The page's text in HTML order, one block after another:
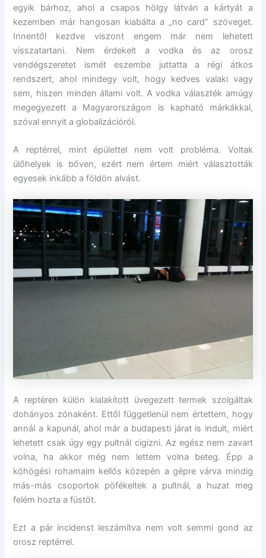
egyik bárhoz, ahol a csapos hölgy látván a kártyát a
kezemben már hangosan kiabálta a „no card” szöveget.
Innentől kezdve viszont engem már nem lehetett
visszatartani. Nem érdekelt a vodka és az orosz
vendégszeretet ismét eszembe juttatta a régi átkos
rendszert, ahol mindegy volt, hogy kedves valaki vagy
sem, hiszen minden állami volt. A vodka választék amúgy
megegyezett a Magyarországon is kapható márkákkal,
szóval ennyit a globalizációról.
A reptérrel, mint épülettel nem volt probléma. Voltak
ülőhelyek is bőven, ezért nem értem miért választották
egyesek inkább a földön alvást.
A reptéren külön kialakított üvegezett termek szolgáltak
dohányos zónaként. Ettől függetlenül nem értettem, hogy
annál a kapunál, ahol már a budapesti járat is indult, miért
lehetett csak úgy egy pultnál cigizni. Az egész nem zavart
volna, ha akkor még nem lettem volna beteg. Épp a
köhögési rohamaim kellős közepén a gépre várva mindig
más-más csoportok pöfékeltek a pultnál, a huzat meg
felém hozta a füstöt.
Ezt a pár incidenst leszámítva nem volt semmi gond az
orosz reptérrel.